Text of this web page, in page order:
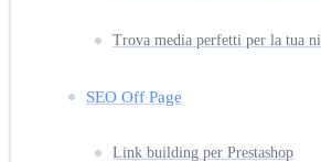
Trova media perfetti per la tua
SEO Off Page
Link building per Prestashop